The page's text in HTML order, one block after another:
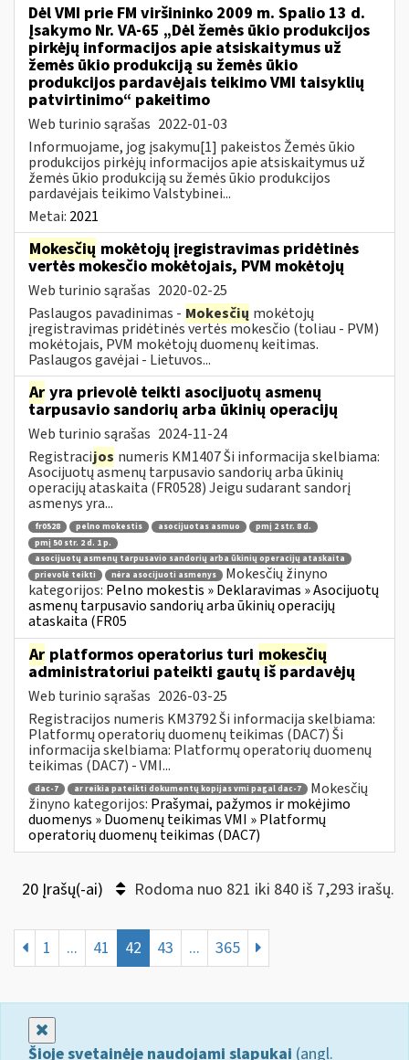
Dėl VMI prie FM viršininko 2009 m. Spalio 13 d.
Įsakymo Nr. VA-65 „Dėl žemės ūkio produkcijos
pirkėjų informacijos apie atsiskaitymus už
žemės ūkio produkciją su žemės ūkio
produkcijos pardavėjais teikimo VMI taisyklių
patvirtinimo“ pakeitimo
Web turinio sąrašas 2022-01-03
Informuojame, jog įsakymu[1] pakeistos Žemės ūkio
produkcijos pirkėjų informacijos apie atsiskaitymus už
žemės ūkio produkciją su žemės ūkio produkcijos
pardavėjais teikimo Valstybinei...
Metai: 2021
Mokesčių mokėtojų įregistravimas pridėtinės
vertės mokesčio mokėtojais, PVM mokėtojų
Web turinio sąrašas 2020-02-25
Paslaugos pavadinimas - Mokesčių mokėtojų
įregistravimas pridėtinės vertės mokesčio (toliau - PVM)
mokėtojais, PVM mokėtojų duomenų keitimas.
Paslaugos gavėjai - Lietuvos...
Ar yra prievolė teikti asocijuotų asmenų
tarpusavio sandorių arba ūkinių operacijų
Web turinio sąrašas 2024-11-24
Registracijos numeris KM1407 Ši informacija skelbiama:
Asocijuotų asmenų tarpusavio sandorių arba ūkinių
operacijų ataskaita (FR0528) Jeigu sudarant sandorį
asmenys yra...
fr0528 pelno mokestis asocijuotas asmuo
pmį 2 str. 8 d.
pmį 50 str. 2 d. 1 p.
asocijuotų asmenų tarpusavio sandorių arba ūkinių operacijų ataskaita
prievolė teikti
nėra asocijuoti asmenys
Mokesčių žinyno
kategorijos: Pelno mokestis » Deklaravimas » Asocijuotų
asmenų tarpusavio sandorių arba ūkinių operacijų
ataskaita (FR05
Ar platformos operatorius turi mokesčių
administratoriui pateikti gautų iš pardavėjų
Web turinio sąrašas 2026-03-25
Registracijos numeris KM3792 Ši informacija skelbiama:
Platformų operatorių duomenų teikimas (DAC7) Ši
informacija skelbiama: Platformų operatorių duomenų
teikimas (DAC7) - VMI...
dac-7 ar reikia pateikti dokumentų kopijas vmi pagal dac-7
Mokesčių
žinyno kategorijos: Prašymai, pažymos ir mokėjimo
duomenys » Duomenų teikimas VMI » Platformų
operatorių duomenų teikimas (DAC7)
20 Įrašų(-ai) Rodoma nuo 821 iki 840 iš 7,293 irašų.
1 ... 41 42 43 ... 365
Šioje svetainėje naudojami slapukai (angl.